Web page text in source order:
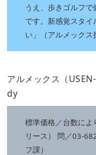
うえ、歩きゴルフ
です。新感覚スタイ
い」（アルメックス
アルメックス（
dy
標準価格／台数によ
リース） 問／03-
フ課）